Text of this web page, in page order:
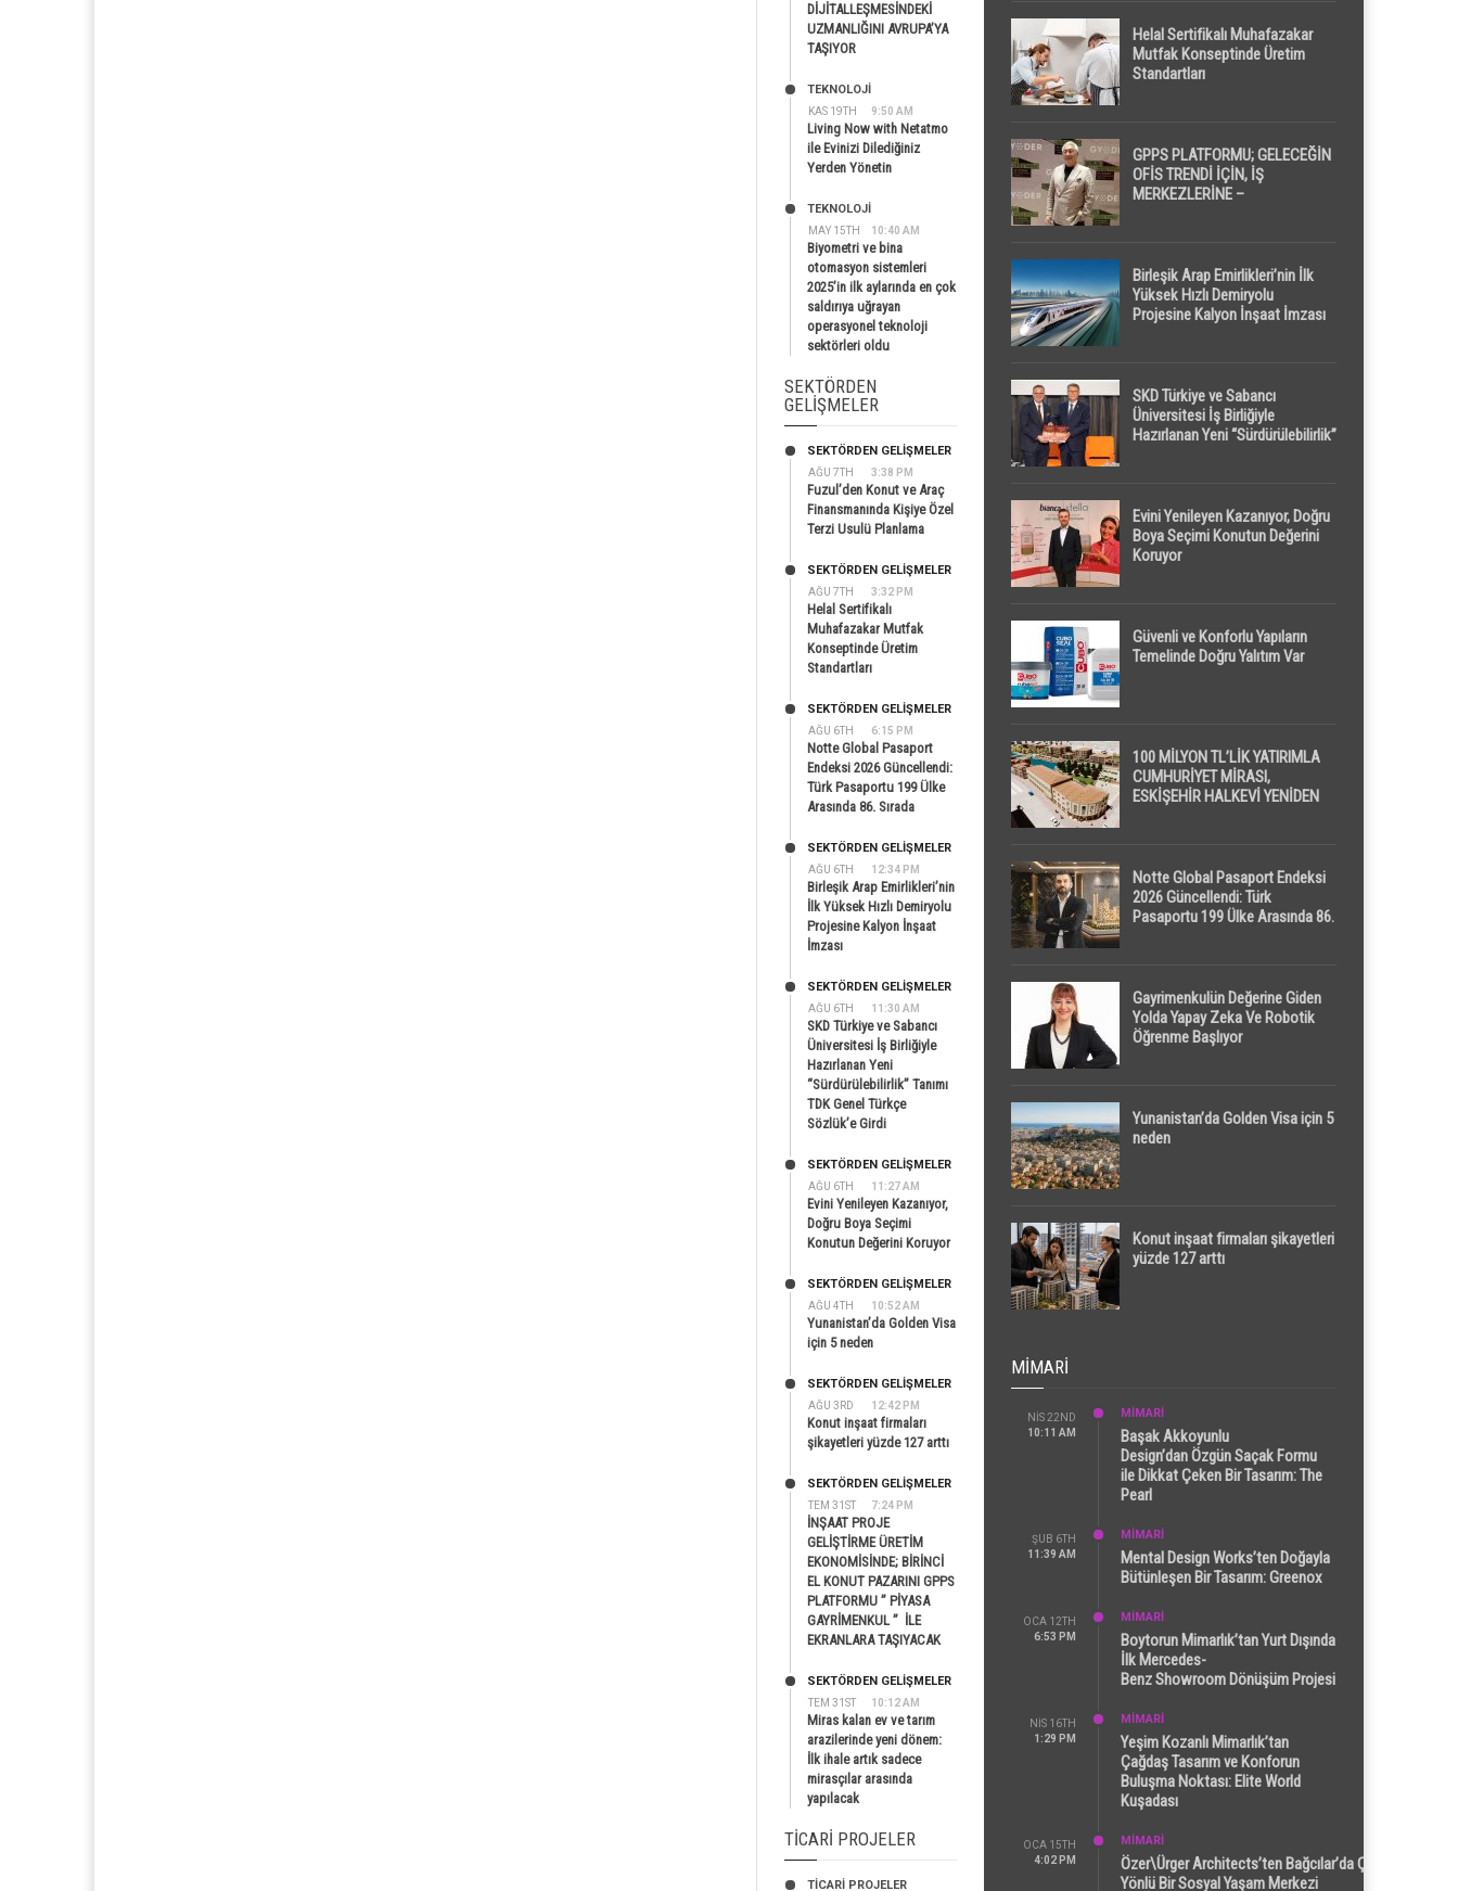
DİJİTALLEŞMESİNDEKİ
UZMANLIĞINI AVRUPA’YA
TAŞIYOR
KAS 19TH 9:50 AM
TEKNOLOJİ
Living Now with Netatmo
ile Evinizi Dilediğiniz
Yerden Yönetin
MAY 15TH 10:40 AM
TEKNOLOJİ
Biyometri ve bina
otomasyon sistemleri
2025’in ilk aylarında en çok
saldırıya uğrayan
operasyonel teknoloji
sektörleri oldu
SEKTÖRDEN
GELIŞMELER
AĞU 7TH 3:38 PM
SEKTÖRDEN GELIŞMELER
Fuzul’den Konut ve Araç
Finansmanında Kişiye Özel
Terzi Usulü Planlama
AĞU 7TH 3:32 PM
SEKTÖRDEN GELIŞMELER
Helal Sertifikalı
Muhafazakar Mutfak
Konseptinde Üretim
Standartları
AĞU 6TH 6:15 PM
SEKTÖRDEN GELIŞMELER
Notte Global Pasaport
Endeksi 2026 Güncellendi:
Türk Pasaportu 199 Ülke
Arasında 86. Sırada
AĞU 6TH 12:34 PM
SEKTÖRDEN GELIŞMELER
Birleşik Arap Emirlikleri’nin
İlk Yüksek Hızlı Demiryolu
Projesine Kalyon İnşaat
İmzası
AĞU 6TH 11:30 AM
SEKTÖRDEN GELIŞMELER
SKD Türkiye ve Sabancı
Üniversitesi İş Birliğiyle
Hazırlanan Yeni
“Sürdürülebilirlik” Tanımı
TDK Genel Türkçe
Sözlük’e Girdi
AĞU 6TH 11:27 AM
SEKTÖRDEN GELIŞMELER
Evini Yenileyen Kazanıyor,
Doğru Boya Seçimi
Konutun Değerini Koruyor
AĞU 4TH 10:52 AM
SEKTÖRDEN GELIŞMELER
Yunanistan’da Golden Visa
için 5 neden
AĞU 3RD 12:42 PM
SEKTÖRDEN GELIŞMELER
Konut inşaat firmaları
şikayetleri yüzde 127 arttı
TEM 31ST 7:24 PM
SEKTÖRDEN GELIŞMELER
İNŞAAT PROJE
GELİŞTİRME ÜRETİM
EKONOMİSİNDE; BİRİNCİ
EL KONUT PAZARINI GPPS
PLATFORMU ” PİYASA
GAYRİMENKUL ” İLE
EKRANLARA TAŞIYACAK
TEM 31ST 10:12 AM
SEKTÖRDEN GELIŞMELER
Miras kalan ev ve tarım
arazilerinde yeni dönem:
İlk ihale artık sadece
mirasçılar arasında
yapılacak
TICARI PROJELER
TİCARİ PROJELER
Helal Sertifikalı Muhafazakar
Mutfak Konseptinde Üretim
Standartları
GPPS PLATFORMU; GELECEĞİN
OFİS TRENDİ İÇİN, İŞ
MERKEZLERİNE –
Birleşik Arap Emirlikleri’nin İlk
Yüksek Hızlı Demiryolu
Projesine Kalyon İnşaat İmzası
SKD Türkiye ve Sabancı
Üniversitesi İş Birliğiyle
Hazırlanan Yeni “Sürdürülebilirlik”
Evini Yenileyen Kazanıyor, Doğru
Boya Seçimi Konutun Değerini
Koruyor
Güvenli ve Konforlu Yapıların
Temelinde Doğru Yalıtım Var
100 MİLYON TL’LİK YATIRIMLA
CUMHURİYET MİRASI,
ESKİŞEHİR HALKEVİ YENİDEN
Notte Global Pasaport Endeksi
2026 Güncellendi: Türk
Pasaportu 199 Ülke Arasında 86.
Gayrimenkulün Değerine Giden
Yolda Yapay Zeka Ve Robotik
Öğrenme Başlıyor
Yunanistan’da Golden Visa için 5
neden
Konut inşaat firmaları şikayetleri
yüzde 127 arttı
MIMARI
NIS 22ND
10:11 AM
MİMARİ
Başak Akkoyunlu
Design’dan Özgün Saçak Formu
ile Dikkat Çeken Bir Tasarım: The
Pearl
ŞUB 6TH
11:39 AM
MİMARİ
Mental Design Works’ten Doğayla
Bütünleşen Bir Tasarım: Greenox
OCA 12TH
6:53 PM
MİMARİ
Boytorun Mimarlık’tan Yurt Dışında
İlk Mercedes-
Benz Showroom Dönüşüm Projesi
NIS 16TH
1:29 PM
MİMARİ
Yeşim Kozanlı Mimarlık’tan
Çağdaş Tasarım ve Konforun
Buluşma Noktası: Elite World
Kuşadası
OCA 15TH
4:02 PM
MİMARİ
Özer\Ürger Architects’ten Bağcılar’da Çok
Yönlü Bir Sosyal Yaşam Merkezi